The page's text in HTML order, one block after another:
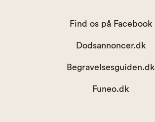
Find os på Facebook
Dodsannoncer.dk
Begravelsesguiden.dk
Funeo.dk